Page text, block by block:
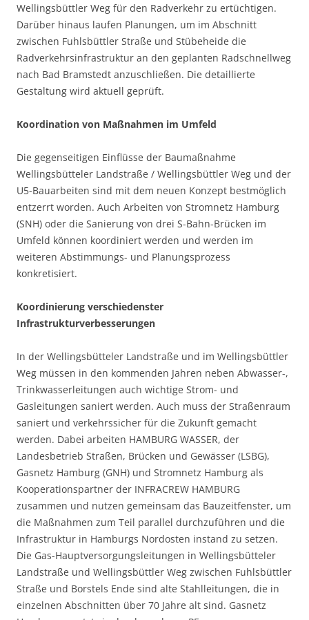
Wellingsbüttler Weg für den Radverkehr zu ertüchtigen.
Darüber hinaus laufen Planungen, um im Abschnitt
zwischen Fuhlsbüttler Straße und Stübeheide die
Radverkehrsinfrastruktur an den geplanten Radschnellweg
nach Bad Bramstedt anzuschließen. Die detaillierte
Gestaltung wird aktuell geprüft.
Koordination von Maßnahmen im Umfeld
Die gegenseitigen Einflüsse der Baumaßnahme
Wellingsbütteler Landstraße / Wellingsbüttler Weg und der
U5-Bauarbeiten sind mit dem neuen Konzept bestmöglich
entzerrt worden. Auch Arbeiten von Stromnetz Hamburg
(SNH) oder die Sanierung von drei S-Bahn-Brücken im
Umfeld können koordiniert werden und werden im
weiteren Abstimmungs- und Planungsprozess
konkretisiert.
Koordinierung verschiedenster
Infrastrukturverbesserungen
In der Wellingsbütteler Landstraße und im Wellingsbüttler
Weg müssen in den kommenden Jahren neben Abwasser-,
Trinkwasserleitungen auch wichtige Strom- und
Gasleitungen saniert werden. Auch muss der Straßenraum
saniert und verkehrssicher für die Zukunft gemacht
werden. Dabei arbeiten HAMBURG WASSER, der
Landesbetrieb Straßen, Brücken und Gewässer (LSBG),
Gasnetz Hamburg (GNH) und Stromnetz Hamburg als
Kooperationspartner der INFRACREW HAMBURG
zusammen und nutzen gemeinsam das Bauzeitfenster, um
die Maßnahmen zum Teil parallel durchzuführen und die
Infrastruktur in Hamburgs Nordosten instand zu setzen.
Die Gas-Hauptversorgungsleitungen in Wellingsbütteler
Landstraße und Wellingsbüttler Weg zwischen Fuhlsbüttler
Straße und Borstels Ende sind alte Stahlleitungen, die in
einzelnen Abschnitten über 70 Jahre alt sind. Gasnetz